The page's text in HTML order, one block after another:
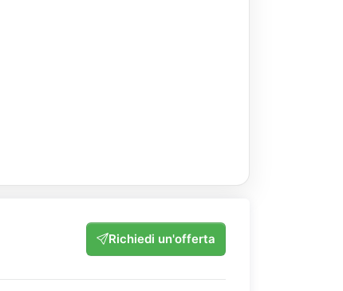
Richiedi un'offerta